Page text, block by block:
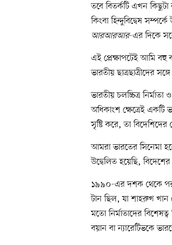
তবে বিতর্কটি এখন
কিংবা হিন্দুবিদ্বেষ
আরআরআর-এর দিকে
এই প্রেক্ষাপটেই আমি বহু
ভারতীয় ছাত্রছাত্রীদের
ভারতীয় চলচ্চিত্র
অধিকাংশ ক্ষেত্রেই একটি
সৃষ্টি করে, তা বিদেশিদের
আমরা ভারতের সিনেমা
উদ্বেলিত হয়েছি,
১৯৯০-এর দশক থেকে
টান ছিল, যা শাহরুখ খান
মতো নির্মাতাদের
বয়ান বা ন্যারেটিভকে